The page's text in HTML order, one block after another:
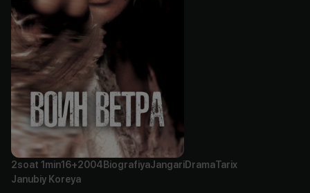
2soat 1min16+2004 BiografiyaJangariDramaTarix
Janubiy Koreya